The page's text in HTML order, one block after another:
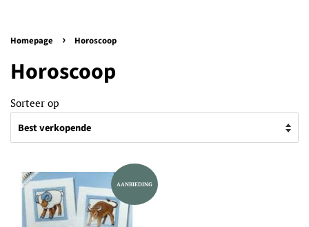
Homepage › Horoscoop
Horoscoop
Sorteer op
AANBIEDING